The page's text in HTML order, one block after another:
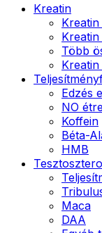
Kreatin
Több
Edzés
NO
Koffein
Béta-
HMB
Maca
DAA